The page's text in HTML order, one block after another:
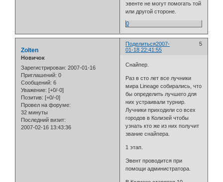
эвенте не могут помогать той
или другой стороне.
0
Поделиться 5
2007-
01-18 22:41:55
Zolten
Новичок
Зарегистрирован: 2007-01-16
Приглашений: 0
Сообщений: 6
Уважение: [+0/-0]
Позитив: [+0/-0]
Провел на форуме:
32 минуты
Последний визит:
2007-02-16 13:43:36
Снайпер.
Раз в сто лет все лучники
мира Lineage собирались, что
бы определить лучшего для
них устраивали турнир.
Лучники приходили со всех
городов в Колизей чтобы
узнать кто же из них получит
звание снайпера.
1 этап.
Эвент проводится при
помощи администратора.